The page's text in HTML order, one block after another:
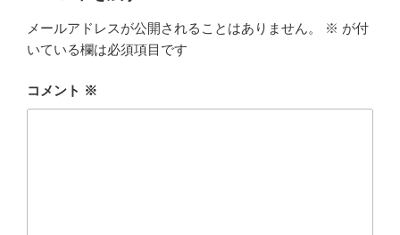
メールアドレスが公開されることはありません。 ※ が付
いている欄は必須項目です
コメント ※